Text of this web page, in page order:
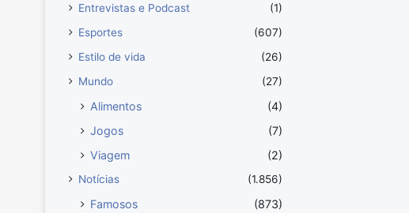
o
a
S
e
r
o
p
Entrevistas e Podcast
(1)
Esportes
(607)
Estilo de vida
(26)
Mundo
(27)
Alimentos
(4)
Jogos
(7)
Viagem
(2)
Notícias (1.856)
Famosos (873)